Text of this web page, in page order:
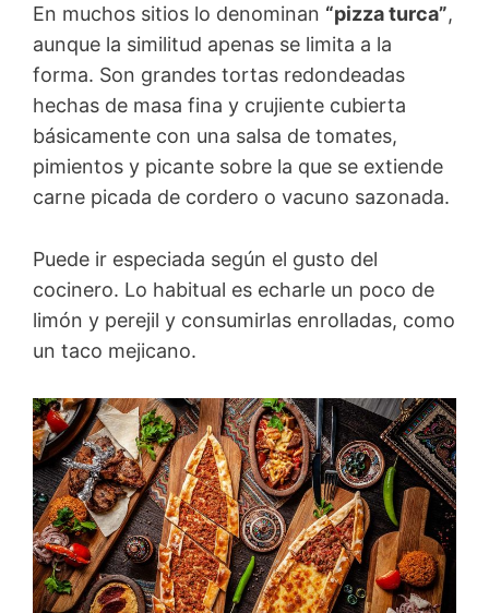
En muchos sitios lo denominan “pizza turca”,
aunque la similitud apenas se limita a la
forma. Son grandes tortas redondeadas
hechas de masa fina y crujiente cubierta
básicamente con una salsa de tomates,
pimientos y picante sobre la que se extiende
carne picada de cordero o vacuno sazonada.
Puede ir especiada según el gusto del
cocinero. Lo habitual es echarle un poco de
limón y perejil y consumirlas enrolladas, como
un taco mejicano.